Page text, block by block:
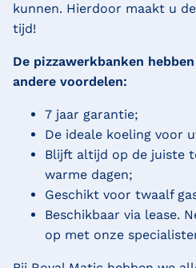
kunnen. Hierdoor maakt u
tijd!
De pizzawerkbanken
andere voordelen:
7 jaar garantie;
De ideale koeling voor
Blijft altijd op de juiste
warme dagen;
Geschikt voor twaalf
Beschikbaar via lease.
op met onze